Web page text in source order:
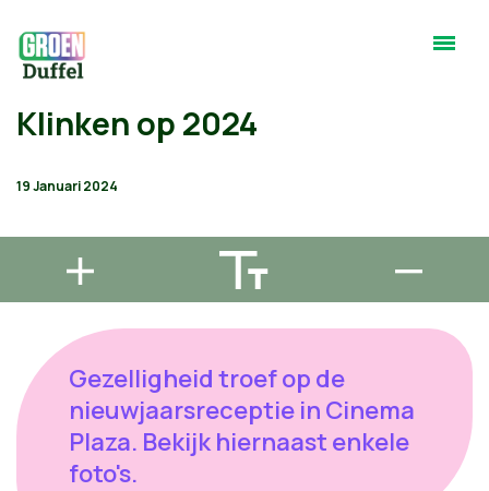
Klinken op 2024
19 Januari 2024
Gezelligheid troef op de
nieuwjaarsreceptie in Cinema
Plaza. Bekijk hiernaast enkele
foto's.